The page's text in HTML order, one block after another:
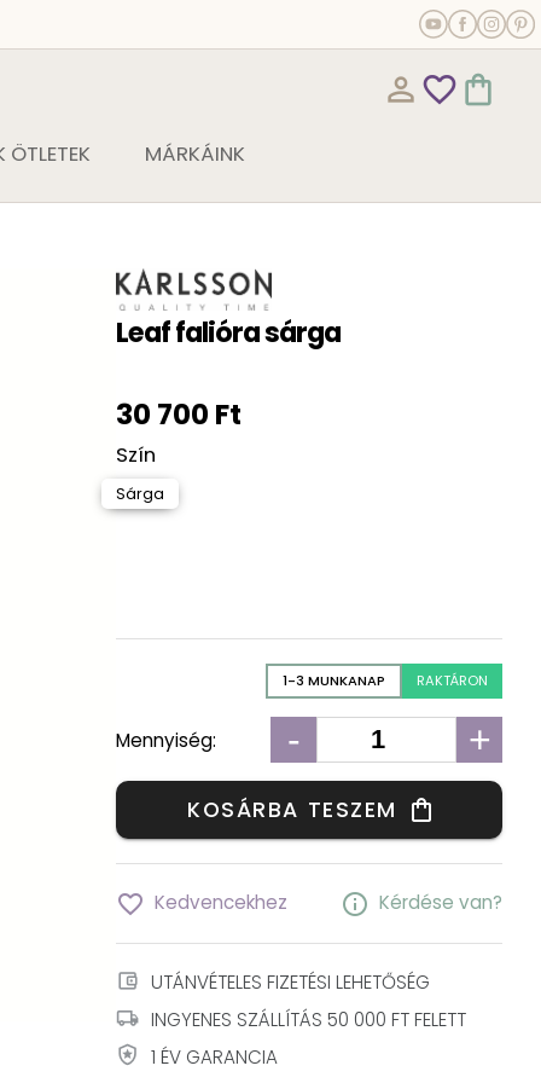
person_outline favorite_outline shopping_bag
MÁRKÁINK
Leaf falióra sárga
30 700 Ft
Szín
Sárga
1-3 MUNKANAP RAKTÁRON
Mennyiség: - +
KOSÁRBA TESZEM shopping_bag
favorite_border Kedvencekhez info Kérdése van?
account_balance_wallet UTÁNVÉTELES FIZETÉSI LEHETŐSÉG
local_shipping INGYENES SZÁLLÍTÁS 50 000 FT FELETT
local_police 1 ÉV GARANCIA